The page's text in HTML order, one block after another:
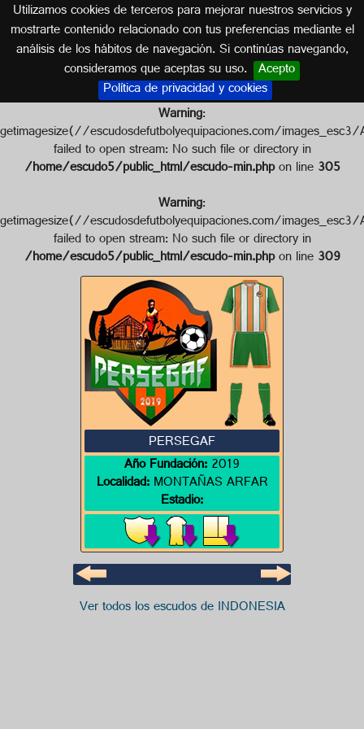
Utilizamos cookies de terceros para mejorar nuestros servicios y
mostrarte contenido relacionado con tus preferencias mediante el
análisis de los hábitos de navegación. Si continúas navegando,
consideramos que aceptas su uso. Acepto
Política de privacidad y cookies
Escudo de PERSEGAF
INDONESIA
Warning:
getimagesize(//escudosdefutbolyequipaciones.com/
failed to open stream: No such file or directory in
/home/escudo5/public_html/escudo-min.phpon line305
Warning:
getimagesize(//escudosdefutbolyequipaciones.com/
failed to open stream: No such file or directory in
/home/escudo5/public_html/escudo-min.phpon line309
PERSEGAF
Año Fundación:2019
Localidad:MONTAÑAS ARFAR
Estadio:
Ver todos los escudos de INDONESIA